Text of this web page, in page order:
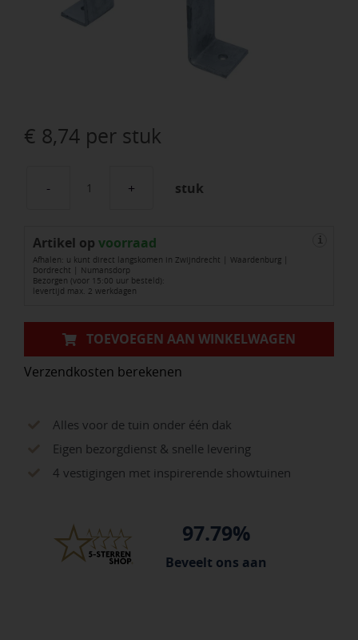
€ 8,74per stuk
Regenpijpbeugel
Lip
Zwaar
Model
124x100x124
mm
aantal
stuk
Artikel op voorraad
Afhalen: u kunt direct langskomen in Zwijndrecht | Waardenburg |
Dordrecht | Numansdorp
Bezorgen (voor 15:00 uur besteld):
levertijd max. 2 werkdagen
i
TOEVOEGEN AAN WINKELWAGEN
Verzendkosten berekenen
Alles voor de tuin onder één dak
Eigen bezorgdienst & snelle levering
4 vestigingen met inspirerende showtuinen
97.79%
Beveelt ons aan